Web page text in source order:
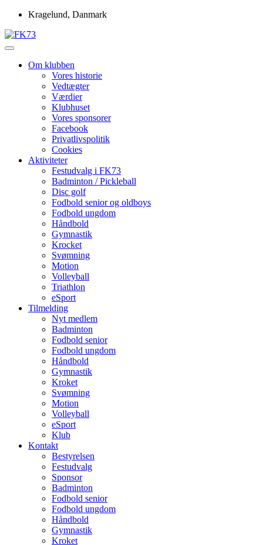
Skip
content
Kragelund, Danmark
FK73
Om klubben
Vores historie
Vedtægter
Værdier
Klubhuset
Vores sponsorer
Facebook
Privatlivspolitik
Cookies
Aktiviteter
Festudvalg i FK73
Badminton / Pickleball
Disc golf
Fodbold senior og oldboys
Fodbold ungdom
Håndbold
Gymnastik
Krocket
Svømning
Motion
Volleyball
Triathlon
eSport
Tilmelding
Nyt medlem
Badminton
Fodbold senior
Fodbold ungdom
Håndbold
Gymnastik
Kroket
Svømning
Motion
Volleyball
eSport
Klub
Kontakt
Bestyrelsen
Festudvalg
Sponsor
Badminton
Fodbold senior
Fodbold ungdom
Håndbold
Gymnastik
Kroket